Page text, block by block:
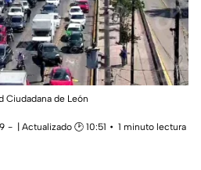
Ciudadana de León
| Actualizado 🕑 10:51
1 minuto lectura